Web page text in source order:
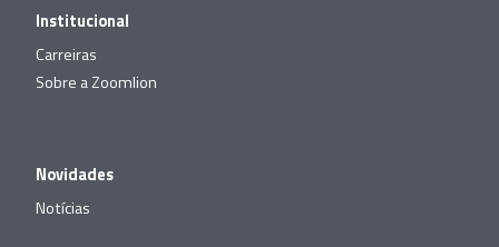
Institucional
Carreiras
Sobre a Zoomlion
Novidades
Notícias